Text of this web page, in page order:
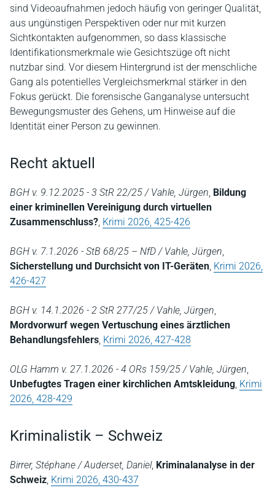
sind Videoaufnahmen jedoch häufig von geringer Qualität,
aus ungünstigen Perspektiven oder nur mit kurzen
Sichtkontakten aufgenommen, so dass klassische
Identifikationsmerkmale wie Gesichtszüge oft nicht
nutzbar sind. Vor diesem Hintergrund ist der menschliche
Gang als potentielles Vergleichsmerkmal stärker in den
Fokus gerückt. Die forensische Ganganalyse untersucht
Bewegungsmuster des Gehens, um Hinweise auf die
Identität einer Person zu gewinnen.
Recht aktuell
BGH v. 9.12.2025 - 3 StR 22/25 / Vahle, Jürgen Bildung
einer kriminellen Vereinigung durch virtuellen
Zusammenschluss? Krimi 2026, 425-426
BGH v. 7.1.2026 - StB 68/25 – NfD / Vahle, Jürgen
Sicherstellung und Durchsicht von IT-Geräten Krimi 2026,
426-427
BGH v. 14.1.2026 - 2 StR 277/25 / Vahle, Jürgen
Mordvorwurf wegen Vertuschung eines ärztlichen
Behandlungsfehlers Krimi 2026, 427-428
OLG Hamm v. 27.1.2026 - 4 ORs 159/25 / Vahle, Jürgen
Unbefugtes Tragen einer kirchlichen Amtskleidung Krimi
2026, 428-429
Kriminalistik – Schweiz
Birrer, Stéphane / Auderset, Daniel, Kriminalanalyse in der
Schweiz Krimi 2026, 430-437